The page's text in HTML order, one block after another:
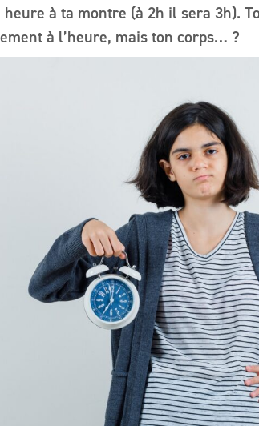
à ta montre (à 2h il sera 3h).
à l’heure, mais ton corps… ?